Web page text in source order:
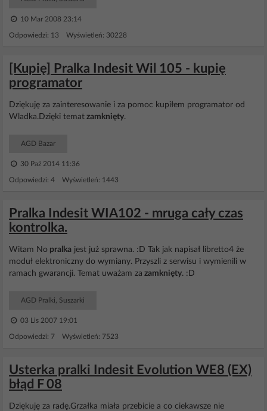
10 Mar 2008 23:14
Odpowiedzi: 13 Wyświetleń: 30228
[Kupię] Pralka Indesit Wil 105 - kupię
programator
Dziękuję za zainteresowanie i za pomoc kupiłem programator od
Wladka.Dzięki temat zamknięty.
AGD Bazar
30 Paź 2014 11:36
Odpowiedzi: 4 Wyświetleń: 1443
Pralka Indesit WIA102 - mruga cały czas
kontrolka.
Witam No pralka jest już sprawna. :D Tak jak napisał libretto4 że
moduł elektroniczny do wymiany. Przyszli z serwisu i wymienili w
ramach gwarancji. Temat uważam za zamknięty. :D
AGD Pralki, Suszarki
03 Lis 2007 19:01
Odpowiedzi: 7 Wyświetleń: 7523
Usterka pralki Indesit Evolution WE8 (EX)
błąd F 08
Dziękuję za radę.Grzałka miała przebicie a co ciekawsze nie